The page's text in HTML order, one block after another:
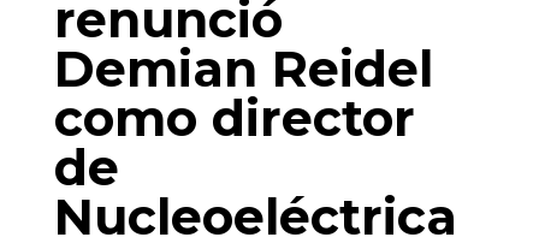
renunció
Demian Reidel
como director
de
Nucleoeléctrica